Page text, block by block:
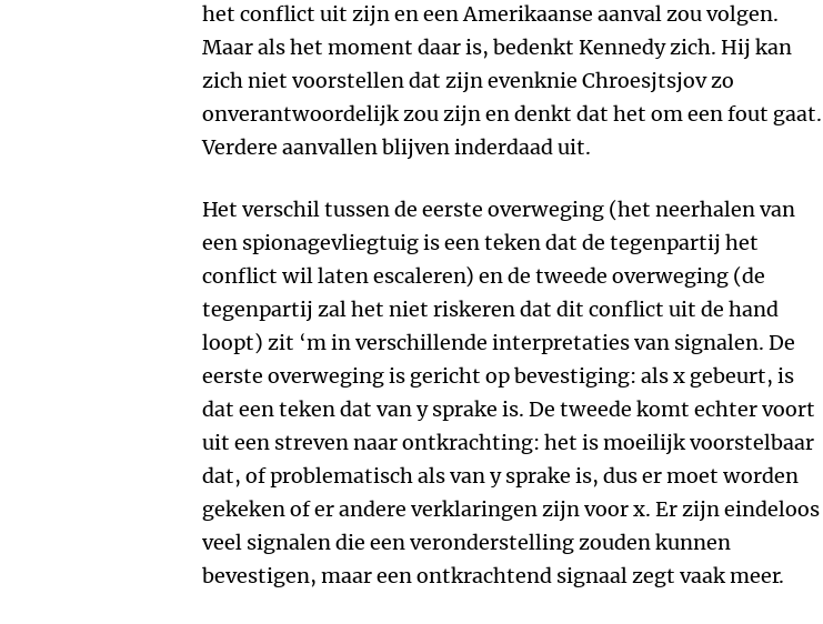
het conflict uit zijn en een Amerikaanse aanval zou volgen.
Maar als het moment daar is, bedenkt Kennedy zich. Hij kan
zich niet voorstellen dat zijn evenknie Chroesjtsjov zo
onverantwoordelijk zou zijn en denkt dat het om een fout gaat.
Verdere aanvallen blijven inderdaad uit.
Het verschil tussen de eerste overweging (het neerhalen van
een spionagevliegtuig is een teken dat de tegenpartij het
conflict wil laten escaleren) en de tweede overweging (de
tegenpartij zal het niet riskeren dat dit conflict uit de hand
loopt) zit ‘m in verschillende interpretaties van signalen. De
eerste overweging is gericht op bevestiging: als x gebeurt, is
dat een teken dat van y sprake is. De tweede komt echter voort
uit een streven naar ontkrachting: het is moeilijk voorstelbaar
dat, of problematisch als van y sprake is, dus er moet worden
gekeken of er andere verklaringen zijn voor x. Er zijn eindeloos
veel signalen die een veronderstelling zouden kunnen
bevestigen, maar een ontkrachtend signaal zegt vaak meer.